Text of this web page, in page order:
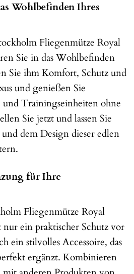
Wohlbefinden Ihres
Fliegenmütze Royal
Sie in das Wohlbefinden
Sie ihm Komfort, Schutz und
und genießen Sie
und Trainingseinheiten ohne
Sie jetzt und lassen Sie
dem Design dieser edlen
für Ihre
Fliegenmütze Royal
nur ein praktischer Schutz vor
ein stilvolles Accessoire, das
ergänzt. Kombinieren